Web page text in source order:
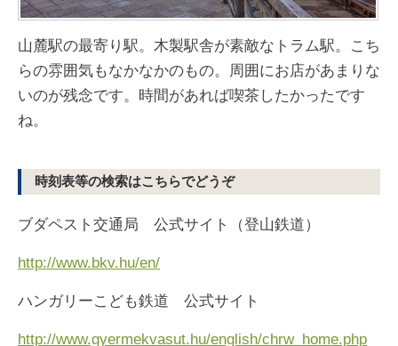
山麓駅の最寄り駅。木製駅舎が素敵なトラム駅。こち
らの雰囲気もなかなかのもの。周囲にお店があまりな
いのが残念です。時間があれば喫茶したかったです
ね。
時刻表等の検索はこちらでどうぞ
ブダペスト交通局 公式サイト（登山鉄道）
http://www.bkv.hu/en/
ハンガリーこども鉄道 公式サイト
http://www.gyermekvasut.hu/english/chrw_home.php